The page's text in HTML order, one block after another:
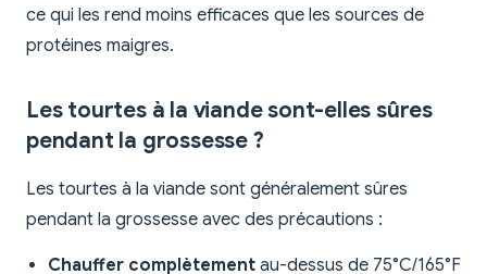
ce qui les rend moins efficaces que les sources de
protéines maigres.
Les tourtes à la viande sont-elles sûres
pendant la grossesse ?
Les tourtes à la viande sont généralement sûres
pendant la grossesse avec des précautions :
Chauffer complètement au-dessus de 75°C/165°F